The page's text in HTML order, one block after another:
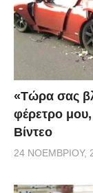
«Τώρα σας
φέρετρο
Βίντεο
24 ΝΟΕΜΒΡΊΟΥ,